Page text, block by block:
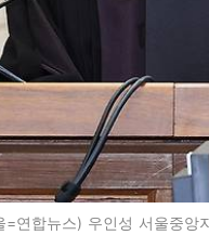
연합뉴스) 우인성 서울중